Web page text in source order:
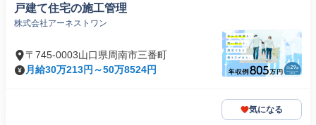
戸建て住宅の施工管理
株式会社アーネストワン
〒745-0003山口県周南市三番町
月給30万213円～50万8524円
気になる